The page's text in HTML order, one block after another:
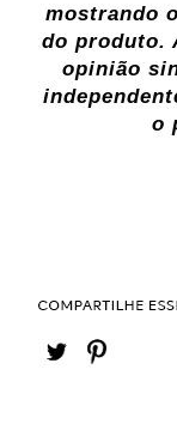
mostrando
do produto.
opinião
o